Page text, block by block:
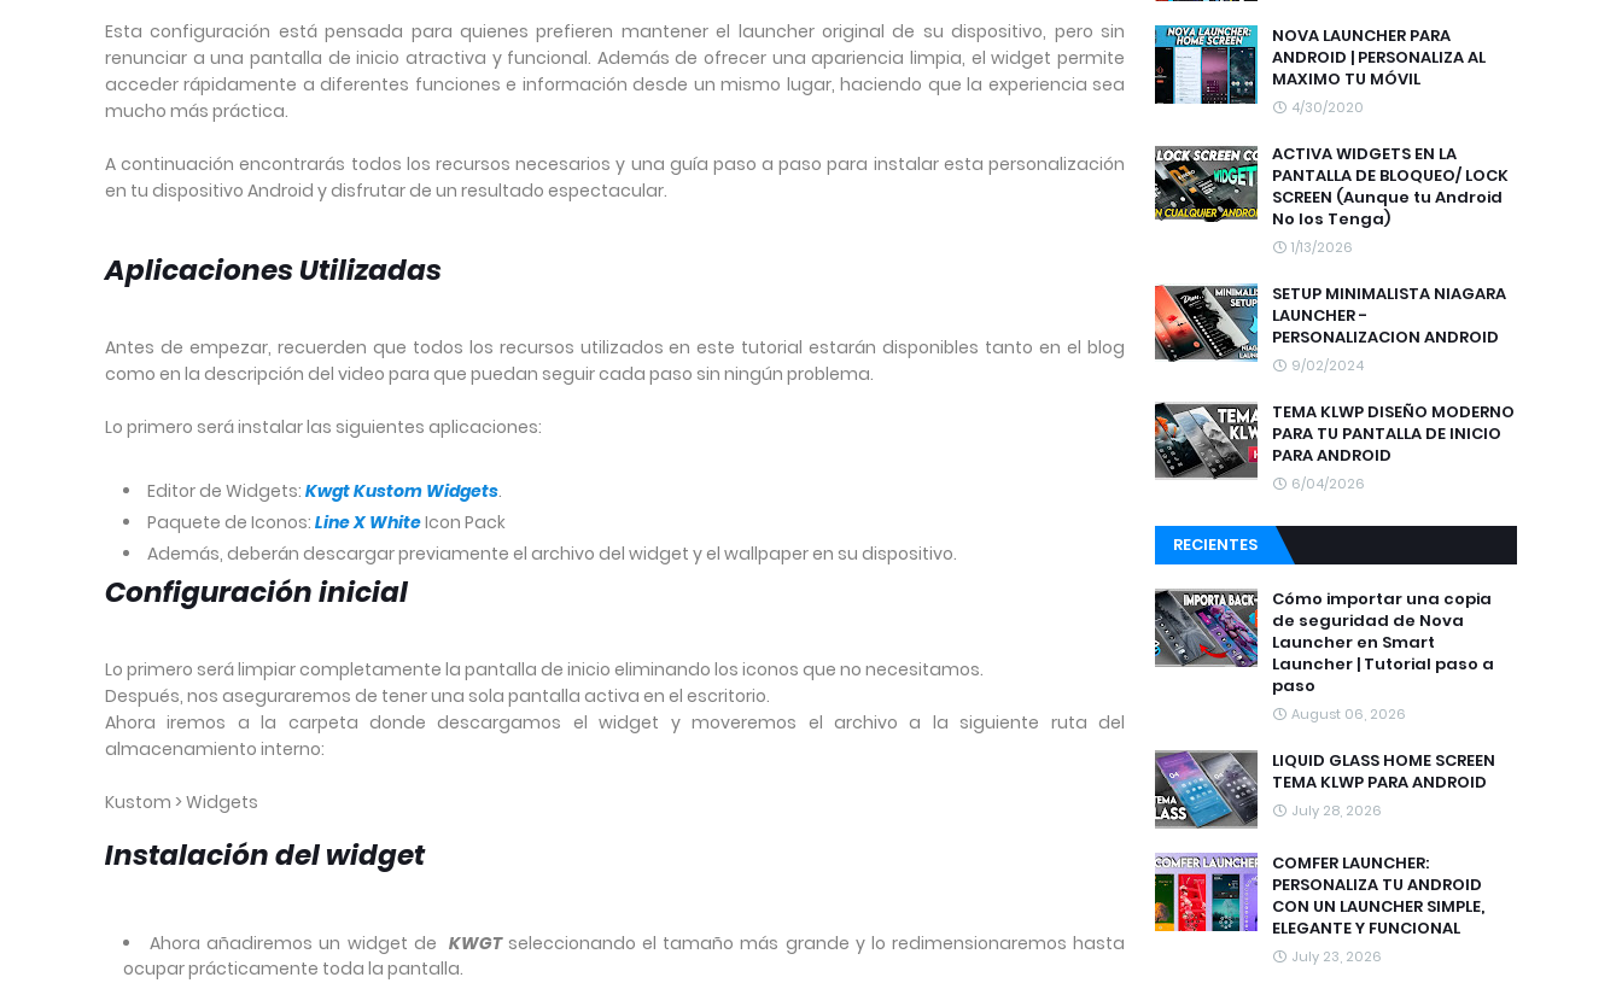
Esta configuración está pensada para quienes prefieren mantener el launcher original de su dispositivo, pero sin
renunciar a una pantalla de inicio atractiva y funcional. Además de ofrecer una apariencia limpia, el widget permite
acceder rápidamente a diferentes funciones e información desde un mismo lugar, haciendo que la experiencia sea
mucho más práctica.
A continuación encontrarás todos los recursos necesarios y una guía paso a paso para instalar esta personalización
en tu dispositivo Android y disfrutar de un resultado espectacular.
Aplicaciones Utilizadas
Antes de empezar, recuerden que todos los recursos utilizados en este tutorial estarán disponibles tanto en el blog
como en la descripción del video para que puedan seguir cada paso sin ningún problema.
Lo primero será instalar las siguientes aplicaciones:
Editor de Widgets: Kwgt Kustom Widgets.
Paquete de Iconos: Line X WhiteIcon Pack
Además, deberán descargar previamente el archivo del widget y el wallpaper en su dispositivo.
Configuración inicial
Lo primero será limpiar completamente la pantalla de inicio eliminando los iconos que no necesitamos.
Después, nos aseguraremos de tener una sola pantalla activa en el escritorio.
Ahora iremos a la carpeta donde descargamos el widget y moveremos el archivo a la siguiente ruta del
almacenamiento interno:
Kustom > Widgets
Instalación del widget
Ahora añadiremos un widget de KWGTseleccionando el tamaño más grande y lo redimensionaremos hasta
ocupar prácticamente toda la pantalla.
NOVA LAUNCHER PARA
ANDROID | PERSONALIZA AL
MAXIMO TU MÓVIL
4/30/2020
ACTIVA WIDGETS EN LA
PANTALLA DE BLOQUEO/ LOCK
SCREEN (Aunque tu Android
No los Tenga)
1/13/2026
SETUP MINIMALISTA NIAGARA
LAUNCHER -
PERSONALIZACION ANDROID
9/02/2024
TEMA KLWP DISEÑO MODERNO
PARA TU PANTALLA DE INICIO
PARA ANDROID
6/04/2026
RECIENTES
Cómo importar una copia
de seguridad de Nova
Launcher en Smart
Launcher | Tutorial paso a
paso
August 06, 2026
LIQUID GLASS HOME SCREEN
TEMA KLWP PARA ANDROID
July 28, 2026
COMFER LAUNCHER:
PERSONALIZA TU ANDROID
CON UN LAUNCHER SIMPLE,
ELEGANTE Y FUNCIONAL
July 23, 2026